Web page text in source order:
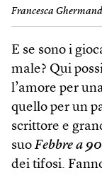
Francesca
E se sono i
male? Qui
l’amore per
quello per un
scrittore e
suo Febbre a
dei tifosi.